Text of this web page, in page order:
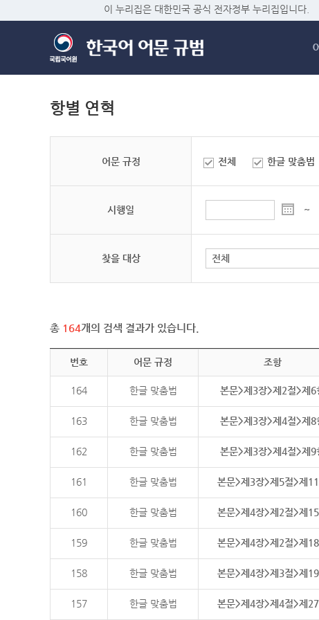
이 누리집은 대한민국 공식 전자정부 누리집입니다.
항별 연혁
어문 규정 전체 한글 맞춤법
시행일 ~
찾을 대상
총 164개의 검색 결과가 있습니다.
번호 어문 규정 조항
164 한글 맞춤법 본문>제3장>제2절>제6
163 한글 맞춤법 본문>제3장>제4절>제8
162 한글 맞춤법 본문>제3장>제4절>제9
161 한글 맞춤법 본문>제3장>제5절>제
160 한글 맞춤법 본문>제4장>제2절>제
159 한글 맞춤법 본문>제4장>제2절>제
158 한글 맞춤법 본문>제4장>제3절>제
157 한글 맞춤법 본문>제4장>제4절>제